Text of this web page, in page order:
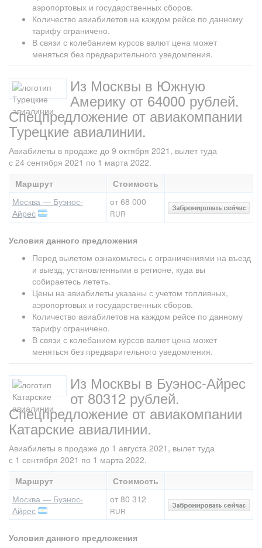
аэропортовых и государственных сборов.
Количество авиабилетов на каждом рейсе по данному
тарифу ограничено.
В связи с колебанием курсов валют цена может
меняться без предварительного уведомления.
Из Москвы в Южную
Америку от 64000 рублей.
Спецпредложение от авиакомпании
Турецкие авиалинии.
Авиабилеты в продаже до 9 октября 2021, вылет туда
с 24 сентября 2021 по 1 марта 2022.
Маршрут
Стоимость
Москва — Буэнос-
Айрес
от 68 000
RUR
Условия данного предложения
Перед вылетом ознакомьтесь с ограничениями на въезд
и выезд, установленными в регионе, куда вы
собираетесь лететь.
Цены на авиабилеты указаны с учетом топливных,
аэропортовых и государственных сборов.
Количество авиабилетов на каждом рейсе по данному
тарифу ограничено.
В связи с колебанием курсов валют цена может
меняться без предварительного уведомления.
Из Москвы в Буэнос-Айрес
от 80312 рублей.
Спецпредложение от авиакомпании
Катарские авиалинии.
Авиабилеты в продаже до 1 августа 2021, вылет туда
с 1 сентября 2021 по 1 марта 2022.
Маршрут
Стоимость
Москва — Буэнос-
Айрес
от 80 312
RUR
Условия данного предложения